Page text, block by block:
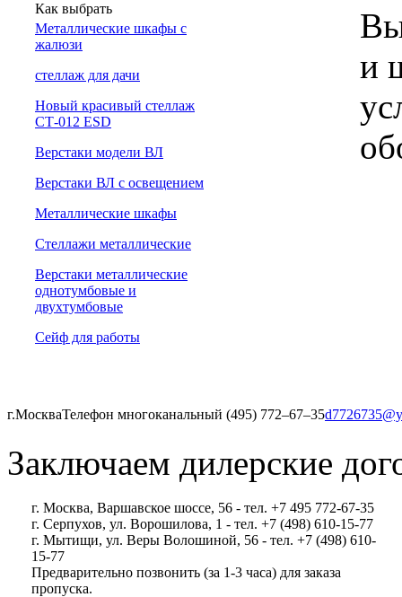
Как выбрать
Металлические шкафы с
жалюзи
cтеллаж для дачи
Новый красивый стеллаж
СТ-012 ESD
Верстаки модели ВЛ
Верстаки ВЛ с освещением
Металлические шкафы
Стеллажи металлические
Верстаки металлические
однотумбовые и
двухтумбовые
Сейф для работы
и
г.МоскваТелефон многоканальный (495) 772‒67‒35
Заключаем дилерские
г. Москва, Варшавское шоссе, 56 - тел. +7 495 772-67-35
г. Серпухов, ул. Ворошилова, 1 - тел. +7 (498) 610-15-77
г. Мытищи, ул. Веры Волошиной, 56 - тел. +7 (498) 610-
15-77
Предварительно позвонить (за 1-3 часа) для заказа
пропуска.